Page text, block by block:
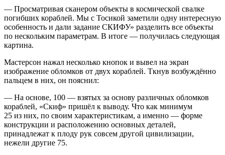
— Просматривая сканером объекты в космической свалке
погибших кораблей. Мы с Тосикой заметили одну интересную
особенность и дали задание СКИФУ» разделить все объекты
по нескольким параметрам. В итоге — получилась следующая
картина.
Мастерсон нажал несколько кнопок и вывел на экран
изображение обломков от двух кораблей. Ткнув возбуждённо
пальцем в них, он пояснил:
— На основе, 100 — взятых за основу различных обломков
кораблей, «Скиф» пришёл к выводу. Что как минимум
25 из них, по своим характеристикам, а именно — форме
конструкции и расположению основных деталей,
принадлежат к плоду рук совсем другой цивилизации,
нежели другие 75.